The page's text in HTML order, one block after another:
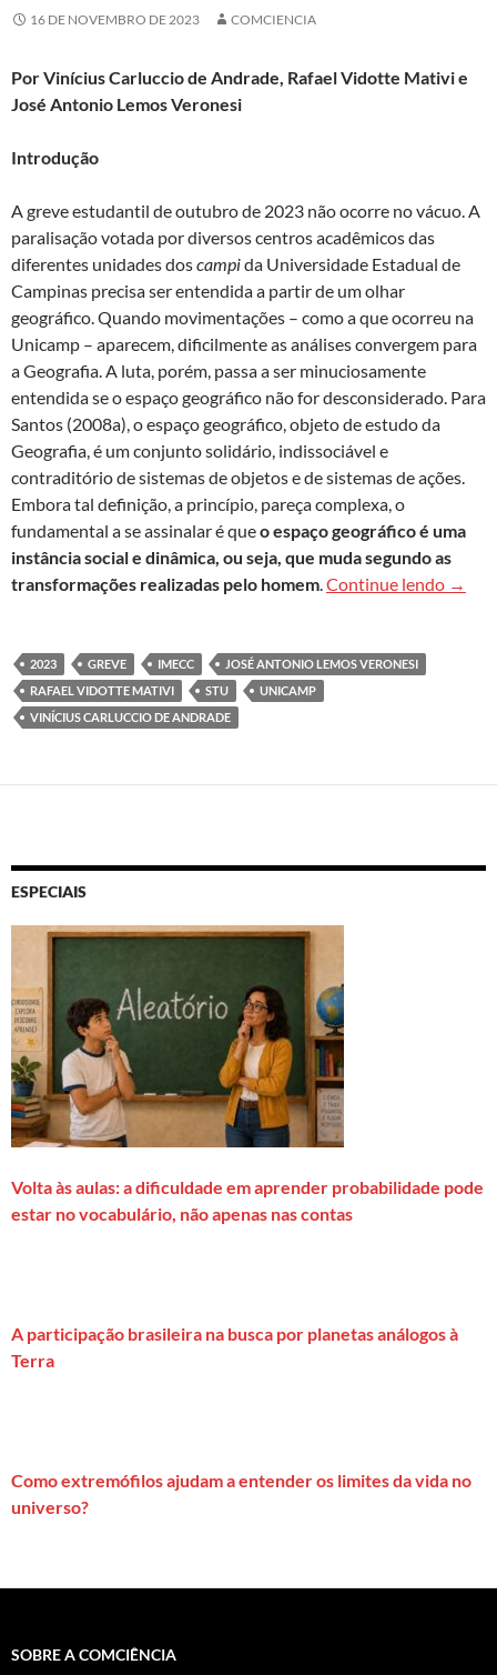
16 DE NOVEMBRO DE 2023 COMCIENCIA
Por Vinícius Carluccio de Andrade, Rafael Vidotte Mativi e
José Antonio Lemos Veronesi
Introdução
A greve estudantil de outubro de 2023 não ocorre no vácuo. A
paralisação votada por diversos centros acadêmicos das
diferentes unidades doscampida Universidade Estadual de
Campinas precisa ser entendida a partir de um olhar
geográfico. Quando movimentações – como a que ocorreu na
Unicamp – aparecem, dificilmente as análises convergem para
a Geografia. A luta, porém, passa a ser minuciosamente
entendida se o espaço geográfico não for desconsiderado. Para
Santos (2008a), o espaço geográfico, objeto de estudo da
Geografia, é um conjunto solidário, indissociável e
contraditório de sistemas de objetos e de sistemas de ações.
Embora tal definição, a princípio, pareça complexa, o
fundamental a se assinalar é queo espaço geográfico é uma
instância social e dinâmica, ou seja, que muda segundo as
transformações realizadas pelo homem.Continue lendo Uma
→
2023 GREVE IMECC
JOSÉ ANTONIO LEMOS VERONESI
RAFAEL VIDOTTE MATIVI
STU
UNICAMP
VINÍCIUS CARLUCCIO DE ANDRADE
ESPECIAIS
Volta às aulas: a dificuldade em aprender probabilidade pode
estar no vocabulário, não apenas nas contas
A participação brasileira na busca por planetas análogos à
Terra
Como extremófilos ajudam a entender os limites da vida no
universo?
SOBRE A COMCIÊNCIA